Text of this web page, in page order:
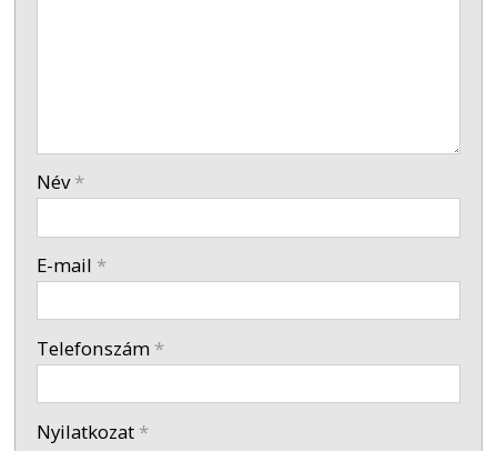
-
Név*
E-mail *
Telefonszám *
Nyilatkozat *